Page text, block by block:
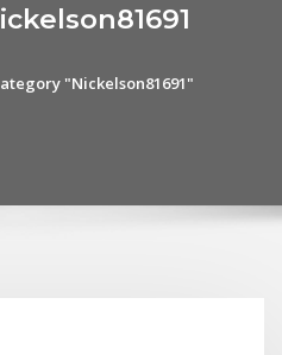
"Nickelson81691"